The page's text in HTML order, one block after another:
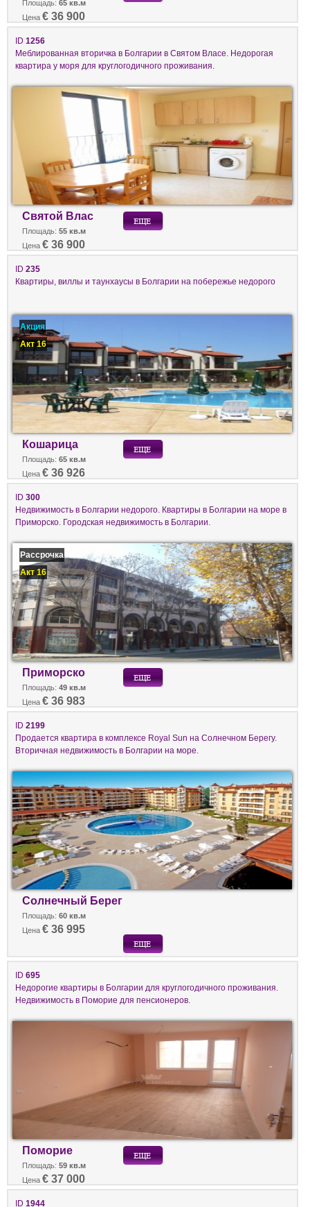
Площадь: 65 кв.м
Цена € 36 900
ID 1256
Меблированная вторичка в Болгарии в Святом Власе. Недорогая
квартира у моря для круглогодичного проживания.
Святой Влас
Площадь: 55 кв.м
Цена € 36 900
ID 235
Квартиры, виллы и таунхаусы в Болгарии на побережье недорого
Акция
Акт 16
Кошарица
Площадь: 65 кв.м
Цена € 36 926
ID 300
Недвижимость в Болгарии недорого. Квартиры в Болгарии на море в
Приморско. Городская недвижимость в Болгарии.
Рассрочка
Акт 16
Приморско
Площадь: 49 кв.м
Цена € 36 983
ID 2199
Продается квартира в комплексе Royal Sun на Солнечном Берегу.
Вторичная недвижимость в Болгарии на море.
Солнечный Берег
Площадь: 60 кв.м
Цена € 36 995
ID 695
Недорогие квартиры в Болгарии для круглогодичного проживания.
Недвижимость в Поморие для пенсионеров.
Поморие
Площадь: 59 кв.м
Цена € 37 000
ID 1944